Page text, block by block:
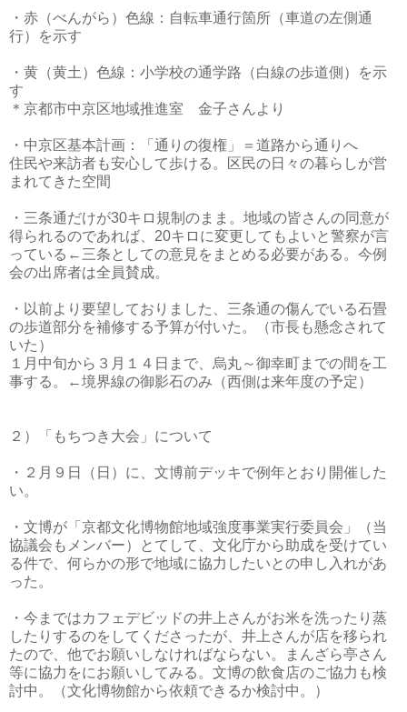
・赤（べんがら）色線：自転車通行箇所（車道の左側通
行）を示す
・黄（黄土）色線：小学校の通学路（白線の歩道側）を示
す
＊京都市中京区地域推進室 金子さんより
・中京区基本計画：「通りの復権」＝道路から通りへ
住民や来訪者も安心して歩ける。区民の日々の暮らしが営
まれてきた空間
・三条通だけが30キロ規制のまま。地域の皆さんの同意が
得られるのであれば、20キロに変更してもよいと警察が言
っている←三条としての意見をまとめる必要がある。今例
会の出席者は全員賛成。
・以前より要望しておりました、三条通の傷んでいる石畳
の歩道部分を補修する予算が付いた。（市長も懸念されて
いた）
１月中旬から３月１４日まで、烏丸～御幸町までの間を工
事する。←境界線の御影石のみ（西側は来年度の予定）
２）「もちつき大会」について
・２月９日（日）に、文博前デッキで例年とおり開催した
い。
・文博が「京都文化博物館地域強度事業実行委員会」（当
協議会もメンバー）とてして、文化庁から助成を受けてい
る件で、何らかの形で地域に協力したいとの申し入れがあ
った。
・今まではカフェデビッドの井上さんがお米を洗ったり蒸
したりするのをしてくださったが、井上さんが店を移られ
たので、他でお願いしなければならない。まんざら亭さん
等に協力をにお願いしてみる。文博の飲食店のご協力も検
討中。（文化博物館から依頼できるか検討中。）